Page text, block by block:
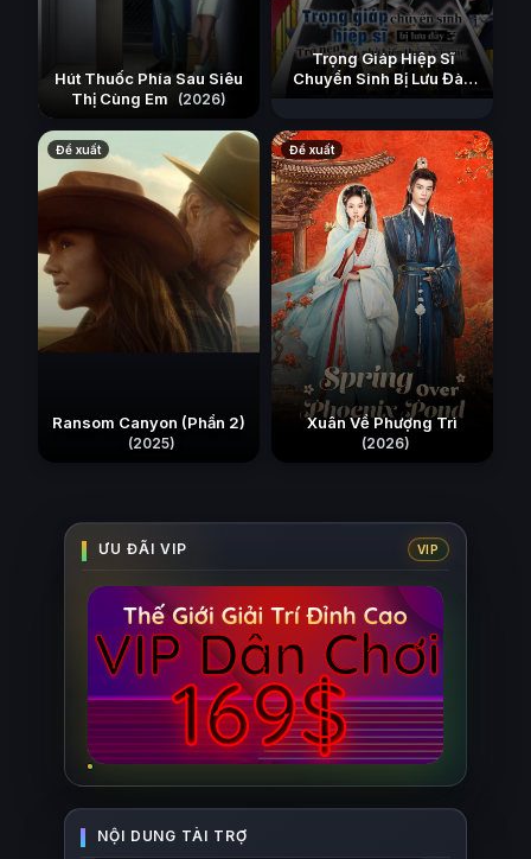
Hút Thuốc Phía Sau Siêu
Thị Cùng Em
(2026)
Trọng Giáp Hiệp Sĩ
Chuyển Sinh Bị Lưu Đày
Trở Nên Vô Địch Nhờ Kiến
Đề xuất
Ransom Canyon (Phần 2)
(2025)
Đề xuất
Xuân Về Phượng Trì
(2026)